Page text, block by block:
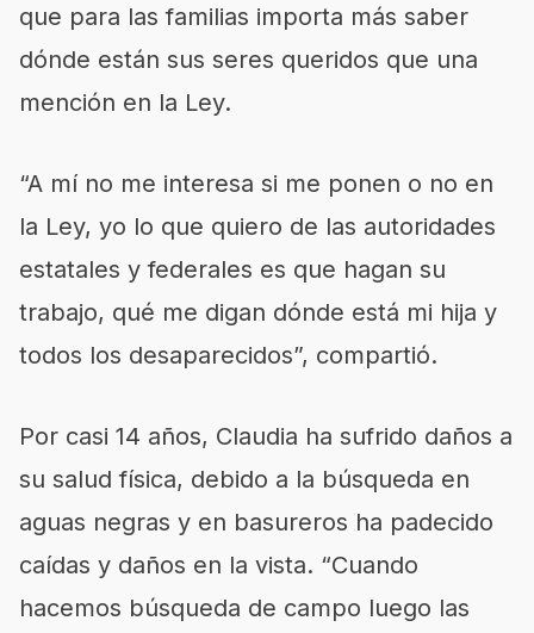
que para las familias importa más saber
dónde están sus seres queridos que una
mención en la Ley.
“A mí no me interesa si me ponen o no en
la Ley, yo lo que quiero de las autoridades
estatales y federales es que hagan su
trabajo, qué me digan dónde está mi hija y
todos los desaparecidos”, compartió.
Por casi 14 años, Claudia ha sufrido daños a
su salud física, debido a la búsqueda en
aguas negras y en basureros ha padecido
caídas y daños en la vista. “Cuando
hacemos búsqueda de campo luego las